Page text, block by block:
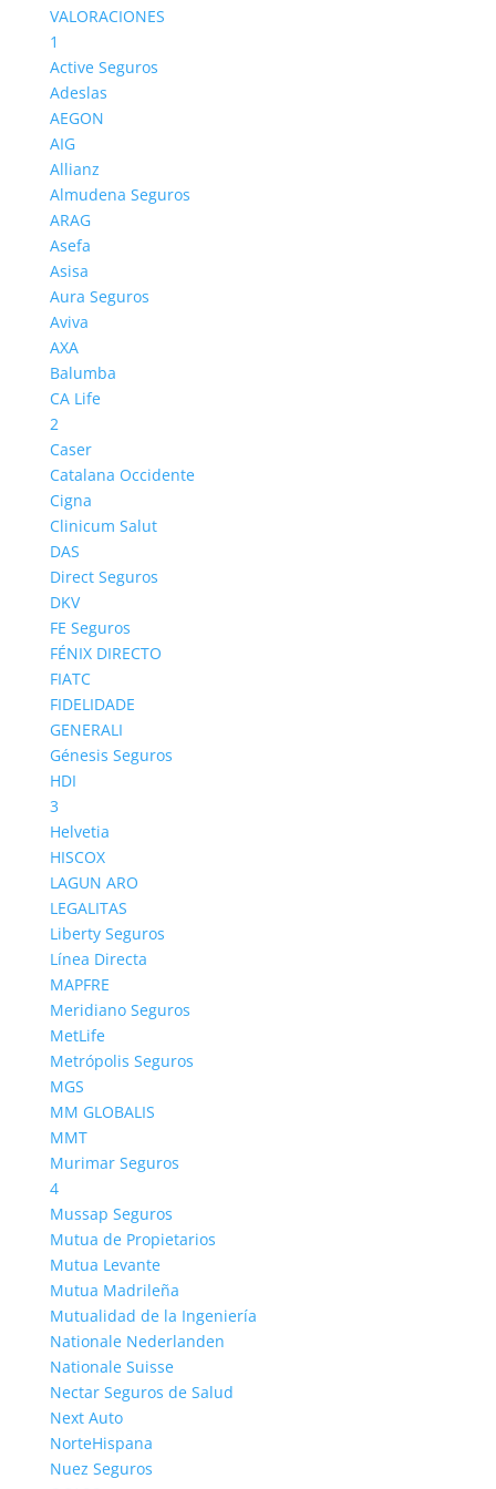
VALORACIONES
1
Active Seguros
Adeslas
AEGON
AIG
Allianz
Almudena Seguros
ARAG
Asefa
Asisa
Aura Seguros
Aviva
AXA
Balumba
CA Life
2
Caser
Catalana Occidente
Cigna
Clinicum Salut
DAS
Direct Seguros
DKV
FE Seguros
FÉNIX DIRECTO
FIATC
FIDELIDADE
GENERALI
Génesis Seguros
HDI
3
Helvetia
HISCOX
LAGUN ARO
LEGALITAS
Liberty Seguros
Línea Directa
MAPFRE
Meridiano Seguros
MetLife
Metrópolis Seguros
MGS
MM GLOBALIS
MMT
Murimar Seguros
4
Mussap Seguros
Mutua de Propietarios
Mutua Levante
Mutua Madrileña
Mutualidad de la Ingeniería
Nationale Nederlanden
Nationale Suisse
Nectar Seguros de Salud
Next Auto
NorteHispana
Nuez Seguros
La información de MUSSAP Seguros contenida en
esta página ha sido obtenida de su Web-Site,
Wikipedia, y otras fuentes, con el objetivo de hacer
COMENTARIOS RECIENTES
Manuel López Arroyo
11 mayo, 2026
Trato nefasto. Para ahorrarse el precio de un faro
nuevo, (todo se lo gastan en publicidad) lo han
mandado reparar,…
Adriana
29 abril, 2026
La peor compañía de seguros, es muy fácil dar de alta a